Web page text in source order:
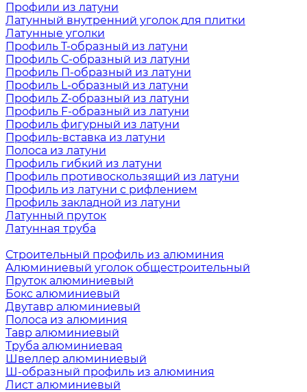
Профили из латуни
Латунный внутренний уголок для плитки
Латунные уголки
Профиль Т-образный из латуни
Профиль С-образный из латуни
Профиль П-образный из латуни
Профиль L-образный из латуни
Профиль Z-образный из латуни
Профиль F-образный из латуни
Профиль фигурный из латуни
Профиль-вставка из латуни
Полоса из латуни
Профиль гибкий из латуни
Профиль противоскользящий из латуни
Профиль из латуни с рифлением
Профиль закладной из латуни
Латунный пруток
Латунная труба
Строительный профиль из алюминия
Алюминиевый уголок общестроительный
Пруток алюминиевый
Бокс алюминиевый
Двутавр алюминиевый
Полоса из алюминия
Тавр алюминиевый
Труба алюминиевая
Швеллер алюминиевый
Ш-образный профиль из алюминия
Лист алюминиевый